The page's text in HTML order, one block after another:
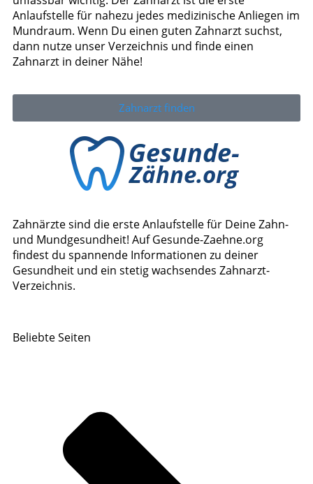
Anlaufstelle für nahezu jedes medizinische Anliegen im
Mundraum. Wenn Du einen guten Zahnarzt suchst,
dann nutze unser Verzeichnis und finde einen
Zahnarzt in deiner Nähe!
Zahnarzt finden
Zahnärzte sind die erste Anlaufstelle für Deine Zahn-
und Mundgesundheit! Auf Gesunde-Zaehne.org
findest du spannende Informationen zu deiner
Gesundheit und ein stetig wachsendes Zahnarzt-
Verzeichnis.
Beliebte Seiten